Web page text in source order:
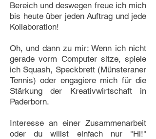
Bereich und deswegen freue ich mich
bis heute über jeden Auftrag und jede
Kollaboration!
Oh, und dann zu mir: Wenn ich nicht
gerade vorm Computer sitze, spiele
ich Squash, Speckbrett (Münsteraner
Tennis) oder engagiere mich für die
Stärkung der Kreativwirtschaft in
Paderborn.
Interesse an einer Zusammenarbeit
oder du willst einfach nur "Hi!"